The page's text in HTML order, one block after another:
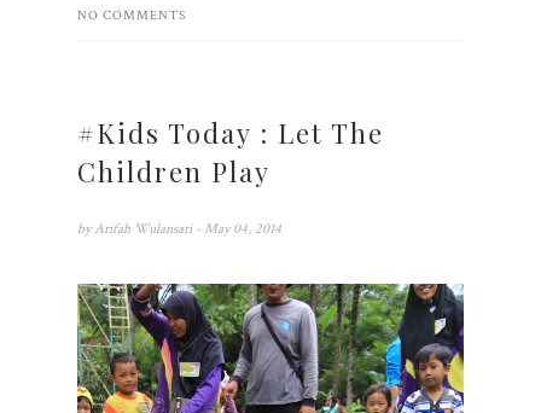
NO COMMENTS
#Kids Today : Let The
Children Play
by Arifah Wulansari - May 04, 2014